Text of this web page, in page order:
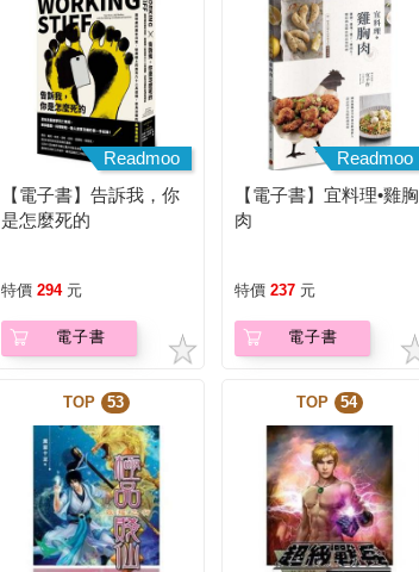
Readmoo
【電子書】告訴我，你
是怎麼死的
特價 294 元
電子書
Readmoo
【電子書】宜料理•雞胸
肉
特價 237 元
電子書
TOP 53 TOP 54